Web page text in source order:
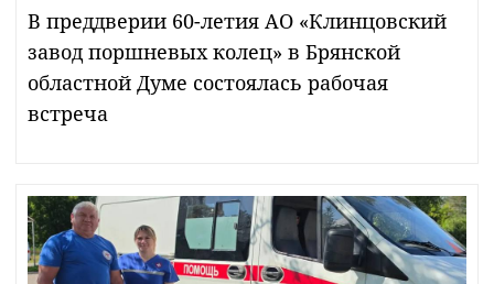
В преддверии 60-летия АО «Клинцовский
завод поршневых колец» в Брянской
областной Думе состоялась рабочая
встреча